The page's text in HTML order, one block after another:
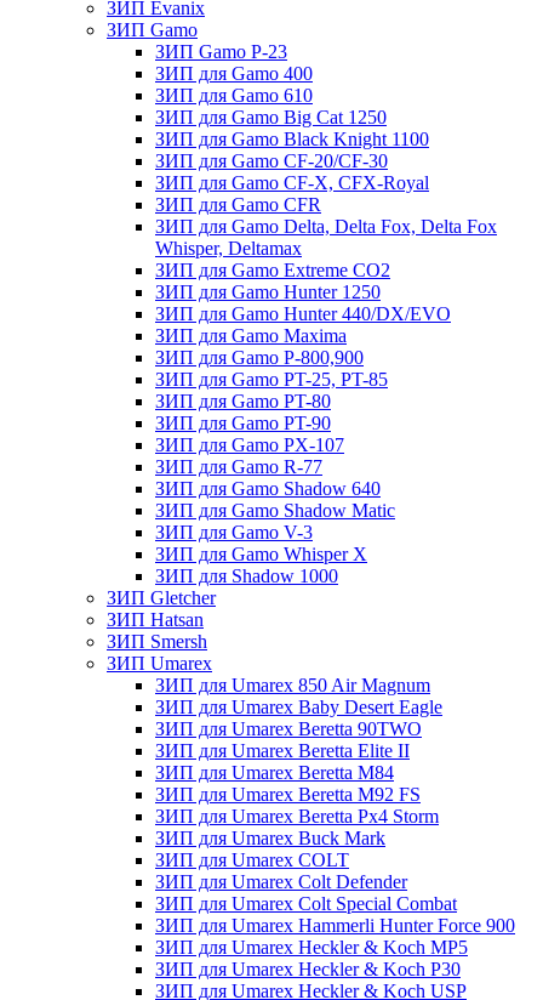
ЗИП Evanix
ЗИП Gamo
ЗИП Gamo P-23
ЗИП для Gamo 400
ЗИП для Gamo 610
ЗИП для Gamo Big Cat 1250
ЗИП для Gamo Black Knight 1100
ЗИП для Gamo CF-20/CF-30
ЗИП для Gamo CF-X, CFX-Royal
ЗИП для Gamo CFR
ЗИП для Gamo Delta, Delta Fox, Delta Fox
Whisper, Deltamax
ЗИП для Gamo Extreme CO2
ЗИП для Gamo Hunter 1250
ЗИП для Gamo Hunter 440/DX/EVO
ЗИП для Gamo Maxima
ЗИП для Gamo P-800,900
ЗИП для Gamo PT-25, PT-85
ЗИП для Gamo PT-80
ЗИП для Gamo PT-90
ЗИП для Gamo PX-107
ЗИП для Gamo R-77
ЗИП для Gamo Shadow 640
ЗИП для Gamo Shadow Matic
ЗИП для Gamo V-3
ЗИП для Gamo Whisper X
ЗИП для Shadow 1000
ЗИП Gletcher
ЗИП Hatsan
ЗИП Smersh
ЗИП Umarex
ЗИП для Umarex 850 Air Magnum
ЗИП для Umarex Baby Desert Eagle
ЗИП для Umarex Beretta 90TWO
ЗИП для Umarex Beretta Elite II
ЗИП для Umarex Beretta M84
ЗИП для Umarex Beretta M92 FS
ЗИП для Umarex Beretta Px4 Storm
ЗИП для Umarex Buck Mark
ЗИП для Umarex COLT
ЗИП для Umarex Colt Defender
ЗИП для Umarex Colt Special Combat
ЗИП для Umarex Hammerli Hunter Force 900
ЗИП для Umarex Heckler & Koch MP5
ЗИП для Umarex Heckler & Koch P30
ЗИП для Umarex Heckler & Koch USP